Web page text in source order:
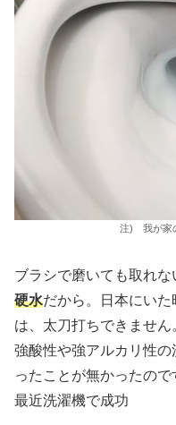
注) 我が家
ブラシで磨いても取れ
硬水だから。日本にい
は、太刀打ちできませ
強酸性や強アルカリ性
ったことが無かったので
最近洗濯機で成功